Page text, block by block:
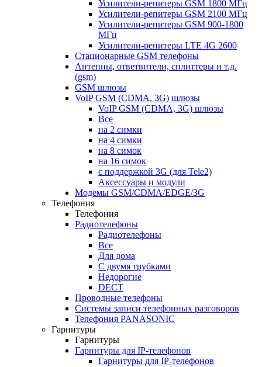
Усилители-репитеры GSM 1800 МГц
Усилители-репитеры GSM 2100 МГц
Усилители-репитеры GSM 900-1800
МГц
Усилители-репитеры LTE 4G 2600
Стационарные GSM телефоны
Антенны, ответвители, сплиттеры и т.д.
(gsm)
GSM шлюзы
VoIP GSM (CDMA, 3G) шлюзы
VoIP GSM (CDMA, 3G) шлюзы
Все
на 2 симки
на 4 симки
на 8 симок
на 16 симок
с поддержкой 3G (для Tele2)
Аксессуары и модули
Модемы GSM/CDMA/EDGE/3G
Телефония
Телефония
Радиотелефоны
Радиотелефоны
Все
Для дома
С двумя трубками
Недорогие
DECT
Проводные телефоны
Системы записи телефонных разговоров
Телефония PANASONIC
Гарнитуры
Гарнитуры
Гарнитуры для IP-телефонов
Гарнитуры для IP-телефонов